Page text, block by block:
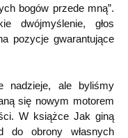
bogów przede mną”.
dwójmyślenie, głos
pozycje gwarantujące
nadzieje, ale byliśmy
się nowym motorem
W książce Jak giną
do obrony własnych